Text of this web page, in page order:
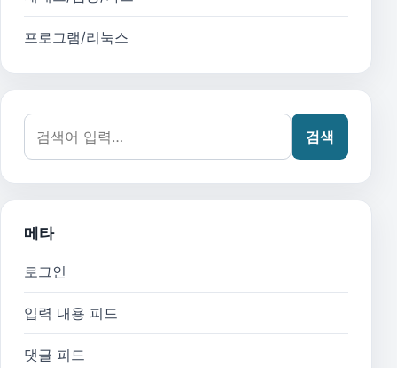
프로그램/리눅스
검색어:
검색
메타
로그인
입력 내용 피드
댓글 피드